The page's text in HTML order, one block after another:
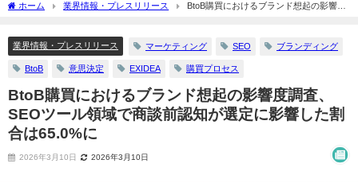
ホーム 業界情報・プレスリリース
BtoB購買におけるブランド想起の影響度
業界情報・プレスリリース マーケティング SEO ブランディング
BtoB 意思決定 EXIDEA 購買プロセス
BtoB購買におけるブランド想起の影響度調査、
SEOツール領域で商談前認知が選定に影響した割
合は65.0%に
2026年3月10日 2026年3月10日